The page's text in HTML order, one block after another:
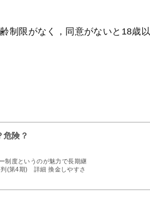
制限がなく，同意がないと18歳
危険？
制度というのが魅力で長期継
判(第4期) 詳細 換金しやすさ